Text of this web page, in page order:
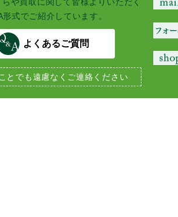
式でご紹介しています。
よくあるご質問
とでも遠慮なくご連絡ください